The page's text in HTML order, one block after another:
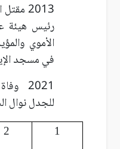
2013
رئيس هيئة
الأموي
في مسجد
للجدل نوال
1
2